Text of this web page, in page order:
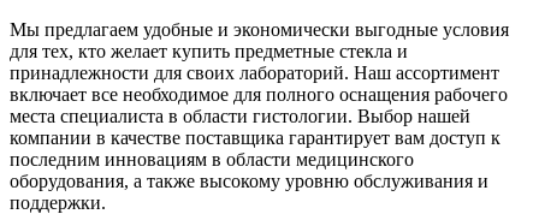
Мы предлагаем удобные и экономически выгодные условия
для тех, кто желает купить предметные стекла и
принадлежности для своих лабораторий. Наш ассортимент
включает все необходимое для полного оснащения рабочего
места специалиста в области гистологии. Выбор нашей
компании в качестве поставщика гарантирует вам доступ к
последним инновациям в области медицинского
оборудования, а также высокому уровню обслуживания и
поддержки.